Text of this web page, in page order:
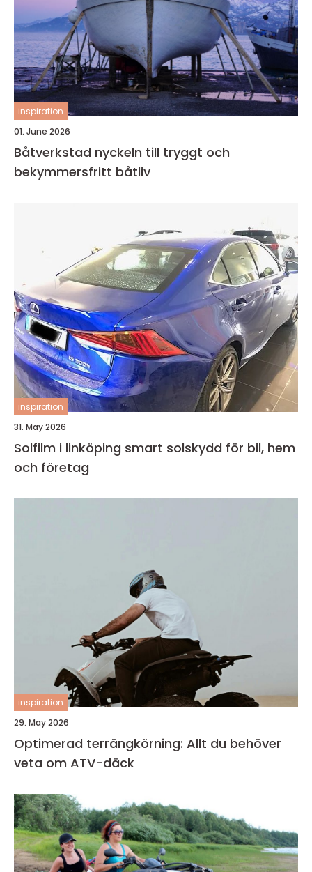
inspiration
01. June 2026
Båtverkstad nyckeln till tryggt och
bekymmersfritt båtliv
inspiration
31. May 2026
Solfilm i linköping smart solskydd för bil, hem
och företag
inspiration
29. May 2026
Optimerad terrängkörning: Allt du behöver
veta om ATV-däck